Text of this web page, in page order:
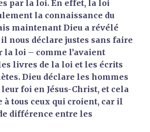
par la loi. En effet, la loi
la connaissance du
maintenant Dieu a révélé
nous déclare justes sans faire
loi – comme l’avaient
livres de la loi et les écrits
Dieu déclare les hommes
foi en Jésus-Christ, et cela
à tous ceux qui croient, car il
différence entre les